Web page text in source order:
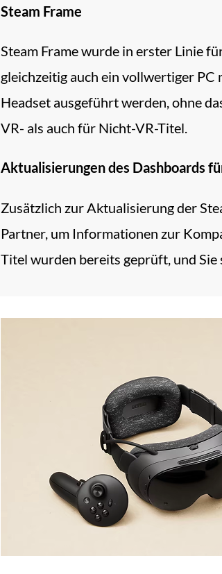
Steam Frame
Steam Frame wurde in erster Linie
gleichzeitig auch ein vollwertiger PC
Headset ausgeführt werden, ohne
VR- als auch für Nicht-VR-Titel.
Aktualisierungen des Dashboards
Zusätzlich zur Aktualisierung der
Partner, um Informationen zur
Titel wurden bereits geprüft, und